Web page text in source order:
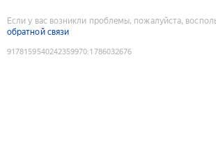
Если у вас возникли проблемы, пожалуйста,
обратной связи
9178159540242359970:1786032676